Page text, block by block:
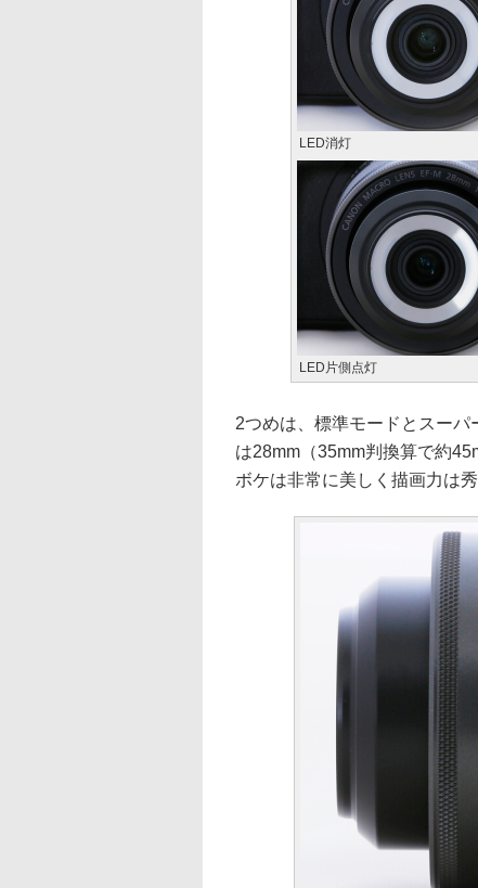
LED消灯
LED片側点灯
2つめは、標準モードとスー
は28mm（35mm判換算で約
ボケは非常に美しく描画力は秀